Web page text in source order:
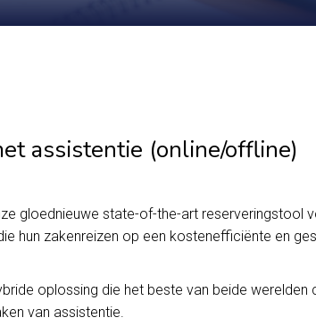
assistentie (online/offline)
gloednieuwe state-of-the-art reserveringstool
hun zakenreizen op een kostenefficiënte en
oplossing die het beste van beide werelden
van assistentie.